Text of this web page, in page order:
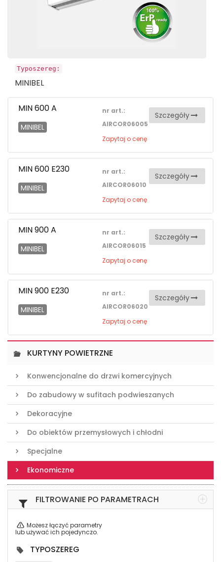
Typoszereg:
MINIBEL
MIN 600 A
MINIBEL
nr art.:
AIRCOR06005
Zapytaj o cenę
Szczegóły
MIN 600 E230
MINIBEL
nr art.:
AIRCOR06010
Zapytaj o cenę
Szczegóły
MIN 900 A
MINIBEL
nr art.:
AIRCOR06015
Zapytaj o cenę
Szczegóły
MIN 900 E230
MINIBEL
nr art.:
AIRCOR06020
Zapytaj o cenę
Szczegóły
KURTYNY POWIETRZNE
Konwencjonalne do drzwi komercyjnych
Do zabudowy w sufitach podwieszanych
Dekoracyjne
Do obiektów przemysłowych i chłodni
Specjalne
Ekonomiczne
FILTROWANIE PO PARAMETRACH
Możesz łączyć parametry
lub używać ich pojedynczo.
TYPOSZEREG